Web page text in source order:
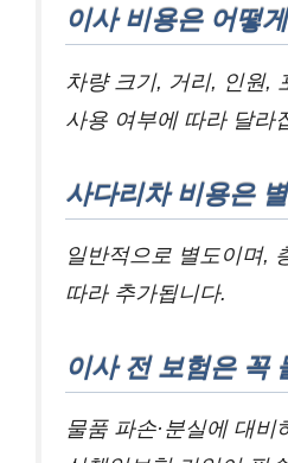
이사 비용은 어떻
차량 크기, 거리, 인원,
사용 여부에 따라 달라
사다리차 비용은
일반적으로 별도이며,
따라 추가됩니다.
이사 전 보험은 꼭
물품 파손·분실에 대비